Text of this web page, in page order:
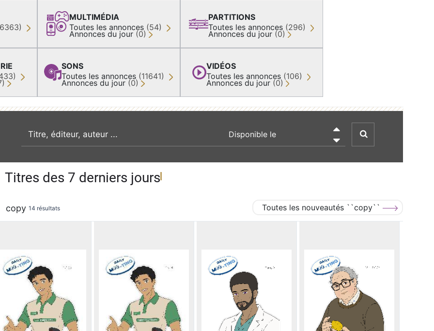
MULTIMÉDIA
Toutes les annonces (54)
Annonces du jour (0)
SONS
Toutes les annonces (11641)
Annonces du jour (0)
PARTITIONS
Toutes les annonces (296)
Annonces du jour (0)
VIDÉOS
Toutes les annonces (106)
Annonces du jour (0)
recherche par mot clé

Titres des 7 derniers jours
copy 14 résultats Toutes les nouveautés ``copy``